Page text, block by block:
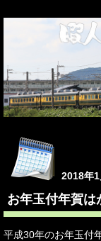
2018年
お年玉付年賀は
平成30年のお年玉付